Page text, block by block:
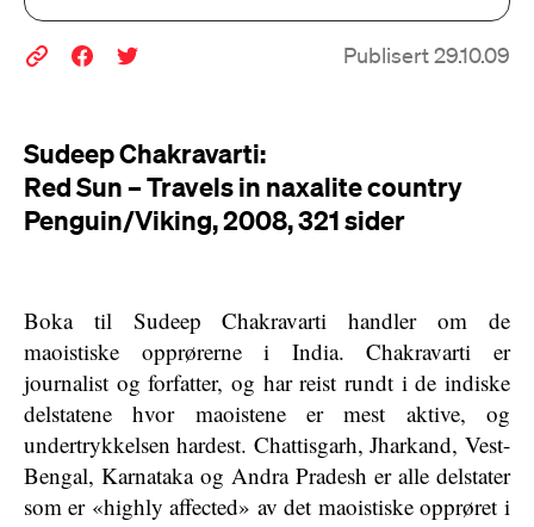
Publisert 29.10.09
Sudeep Chakravarti:
Red Sun – Travels in naxalite country
Penguin/Viking, 2008, 321 sider
Boka til Sudeep Chakravarti handler om de
maoistiske opprørerne i India. Chakravarti er
journalist og forfatter, og har reist rundt i de indiske
delstatene hvor maoistene er mest aktive, og
undertrykkelsen hardest. Chattisgarh, Jharkand, Vest-
Bengal, Karnataka og Andra Pradesh er alle delstater
som er «highly affected» av det maoistiske opprøret i